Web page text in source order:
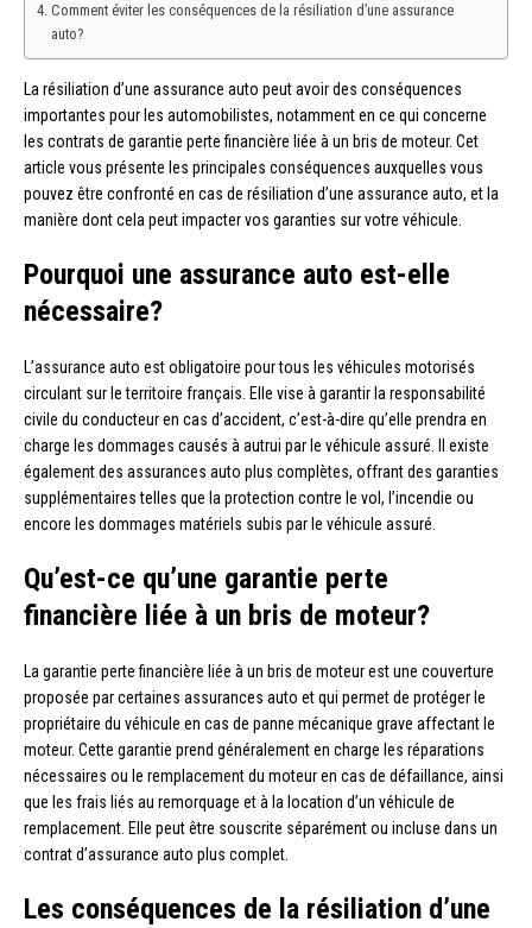
Comment éviter les conséquences de la résiliation d’une assurance
auto?
La résiliation d’une assurance auto peut avoir des conséquences
importantes pour les automobilistes, notamment en ce qui concerne
les contrats de garantie perte financière liée à un bris de moteur. Cet
article vous présente les principales conséquences auxquelles vous
pouvez être confronté en cas de résiliation d’une assurance auto, et la
manière dont cela peut impacter vos garanties sur votre véhicule.
Pourquoi une assurance auto est-elle
nécessaire?
L’assurance auto est obligatoire pour tous les véhicules motorisés
circulant sur le territoire français. Elle vise à garantir la responsabilité
civile du conducteur en cas d’accident, c’est-à-dire qu’elle prendra en
charge les dommages causés à autrui par le véhicule assuré. Il existe
également des assurances auto plus complètes, offrant des garanties
supplémentaires telles que la protection contre le vol, l’incendie ou
encore les dommages matériels subis par le véhicule assuré.
Qu’est-ce qu’une garantie perte
financière liée à un bris de moteur?
La garantie perte financière liée à un bris de moteur est une couverture
proposée par certaines assurances auto et qui permet de protéger le
propriétaire du véhicule en cas de panne mécanique grave affectant le
moteur. Cette garantie prend généralement en charge les réparations
nécessaires ou le remplacement du moteur en cas de défaillance, ainsi
que les frais liés au remorquage et à la location d’un véhicule de
remplacement. Elle peut être souscrite séparément ou incluse dans un
contrat d’assurance auto plus complet.
Les conséquences de la résiliation d’une